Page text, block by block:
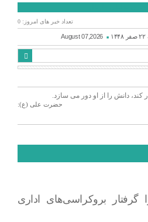
تعداد خبر های امروز: 0
August 07,2026
كند، دانش را از او دور می سازد.
حضرت علی (ع):
بروکراسی‌های اداری